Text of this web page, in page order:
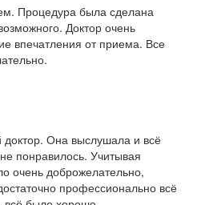
Процедура была сделана
Доктор очень
впечатления от приема. Все
Она выслушала и всё
понравилось. Учитывая
очень доброжелательно,
профессионально всё